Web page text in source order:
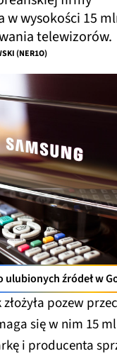
w wysokości 15
telewizorów.
(NER1O)
ulubionych źródeł w
pozew
się w nim 15
i producenta